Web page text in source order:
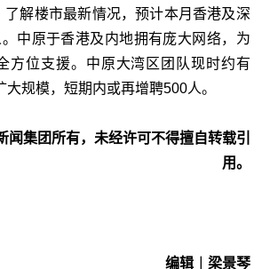
解楼市最新情况，预计本月香港及深
中原于香港及内地拥有庞大网络，为
方位支援。中原大湾区团队现时约有
规模，短期内或再增聘500人。
闻集团所有，未经许可不得擅自转载引
用。
编辑︱梁景琴